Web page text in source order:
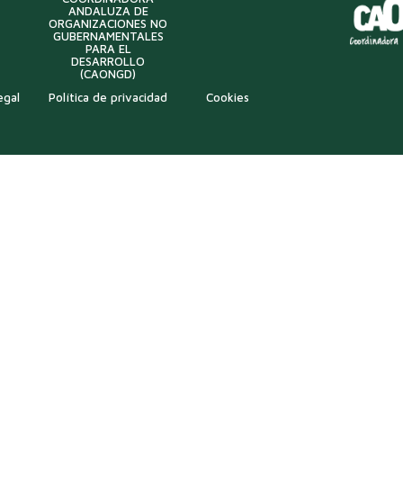
ANDALUZA DE
ORGANIZACIONES NO
GUBERNAMENTALES
PARA EL
DESARROLLO
(CAONGD)
Política de privacidad Cookies